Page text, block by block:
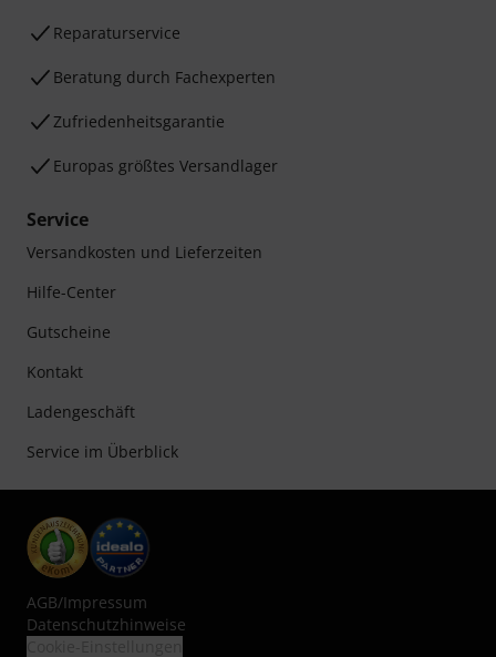
Reparaturservice
Beratung durch Fachexperten
Zufriedenheitsgarantie
Europas größtes Versandlager
Service
Versandkosten und Lieferzeiten
Hilfe-Center
Gutscheine
Kontakt
Ladengeschäft
Service im Überblick
AGB/Impressum
Datenschutzhinweise